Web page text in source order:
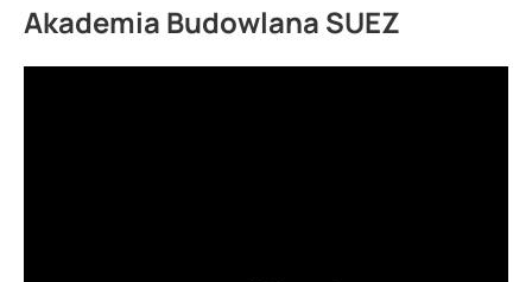
Akademia Budowlana SUEZ